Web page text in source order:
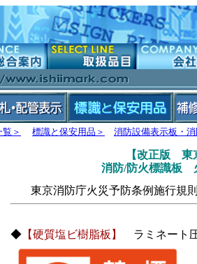
＞ 標識と保安用品＞ 消防設備表示板・
【改正版 東
消防/防火標識板
東京消防庁火災予防条例施行規
◆ 【硬質塩ビ樹脂板】 ラミネー